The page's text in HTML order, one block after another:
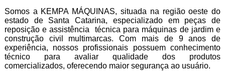
Somos a KEMPA MÁQUINAS, situada na região oeste do
estado de Santa Catarina, especializado em peças de
reposição e assistência técnica para máquinas de jardim e
construção civil multimarcas. Com mais de 9 anos de
experiência, nossos profissionais possuem conhecimento
técnico para avaliar qualidade dos produtos
comercializados, oferecendo maior segurança ao usuário.